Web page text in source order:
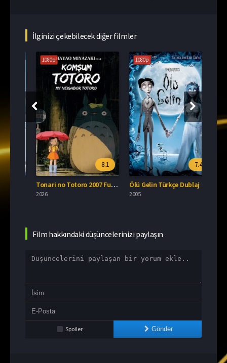
İlginizi çekebilecek diğer filmler
1080p
8.1
Tonari no Totoro 2007 Full İzle
2026
1080p
7.4
Ölü Gelin Türkçe Dublaj İzle
2005
Film hakkındaki düşüncelerinizi paylaşın
Spoiler Gönder